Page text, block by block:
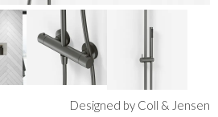
Designed by Coll & Jensen